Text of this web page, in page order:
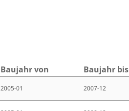
Bau­jahr von Bau­jahr bis
2005-01 2007-12